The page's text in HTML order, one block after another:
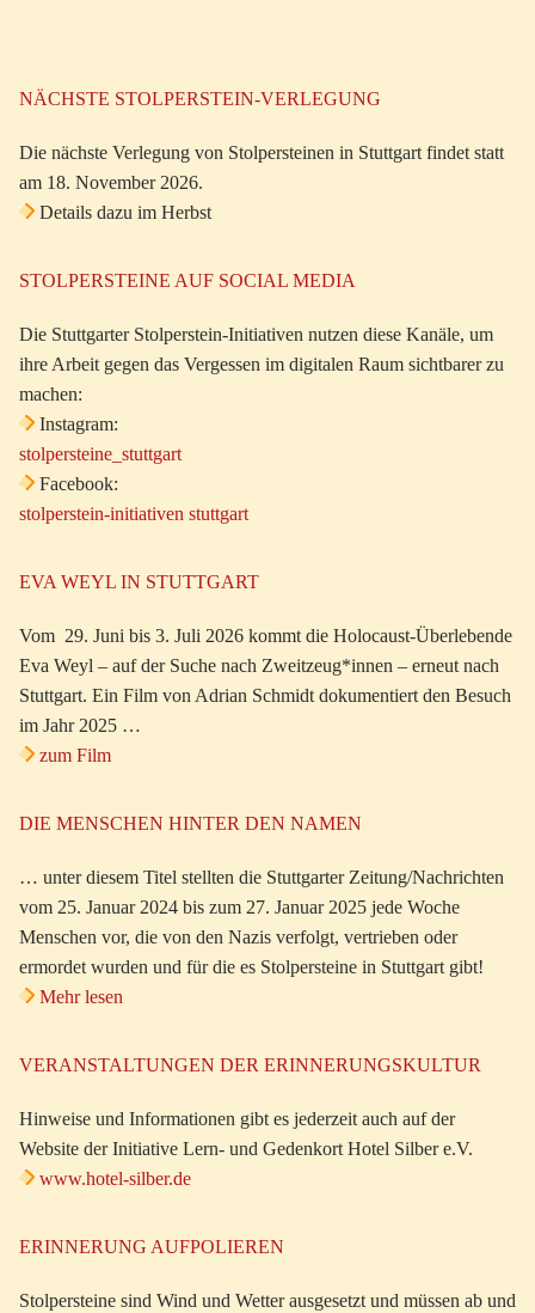
NÄCHSTE STOLPERSTEIN-VERLEGUNG
Die nächste Verlegung von Stolpersteinen in Stuttgart findet statt
am 18. November 2026.
Details dazu im Herbst
STOLPERSTEINE AUF SOCIAL MEDIA
Die Stuttgarter Stolperstein-Initiativen nutzen diese Kanäle, um
ihre Arbeit gegen das Vergessen im digitalen Raum sichtbarer zu
machen:
Instagram:
stolpersteine_stuttgart
Facebook:
stolperstein-initiativen stuttgart
EVA WEYL IN STUTTGART
Vom 29. Juni bis 3. Juli 2026 kommt die Holocaust-Überlebende
Eva Weyl – auf der Suche nach Zweitzeug*innen – erneut nach
Stuttgart. Ein Film von Adrian Schmidt dokumentiert den Besuch
im Jahr 2025 …
zum Film
DIE MENSCHEN HINTER DEN NAMEN
… unter diesem Titel stellten die Stuttgarter Zeitung/Nachrichten
vom 25. Januar 2024 bis zum 27. Januar 2025 jede Woche
Menschen vor, die von den Nazis verfolgt, vertrieben oder
ermordet wurden und für die es Stolpersteine in Stuttgart gibt!
Mehr lesen
VERANSTALTUNGEN DER ERINNERUNGSKULTUR
Hinweise und Informationen gibt es jederzeit auch auf der
Website der Initiative Lern- und Gedenkort Hotel Silber e.V.
www.hotel-silber.de
ERINNERUNG AUFPOLIEREN
Stolpersteine sind Wind und Wetter ausgesetzt und müssen ab und